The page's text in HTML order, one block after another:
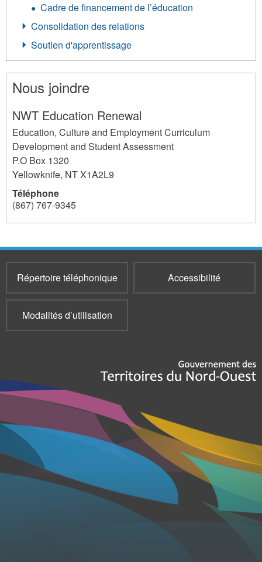
Cadre de financement de l’éducation
Consolidation des relations
Soutien d'apprentissage
Nous joindre
NWT Education Renewal
Education, Culture and Employment Curriculum
Development and Student Assessment
P.O Box 1320
Yellowknife, NTX1A2L9
Téléphone
(867) 767-9345
237
Répertoire téléphonique Accessibilité
Modalités d’utilisation